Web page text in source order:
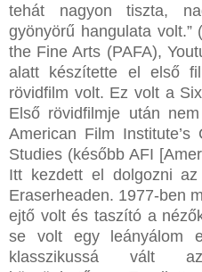
tehát nagyon tiszta,
gyönyörű hangulata volt.”
the Fine Arts (PAFA),
alatt készítette el első
rövidfilm volt. Ez volt a
Első rövidfilmje után
American Film
Studies (később AFI
Itt kezdett el dolgozni
Eraserheaden. 1977-ben
ejtő volt és taszító a
se volt egy leányálom
klasszikussá vált